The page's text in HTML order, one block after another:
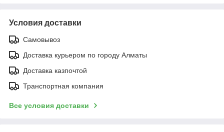
Условия доставки
Самовывоз
Доставка курьером по городу Алматы
Доставка казпочтой
Транспортная компания
Все условия доставки